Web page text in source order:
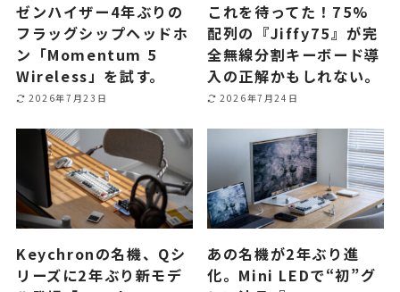
ゼンハイザー4年ぶりの
フラッグシップヘッドホ
ン「Momentum 5
Wireless」を試す。
2026年7月23日
これを待ってた！75%
配列の『Jiffy75』が完
全無線分割キーボード導
入の正解かもしれない。
2026年7月24日
Keychronの名機、Qシ
リーズに2年ぶり新モデ
あの名機が2年ぶり進
化。Mini LEDで“初”グ